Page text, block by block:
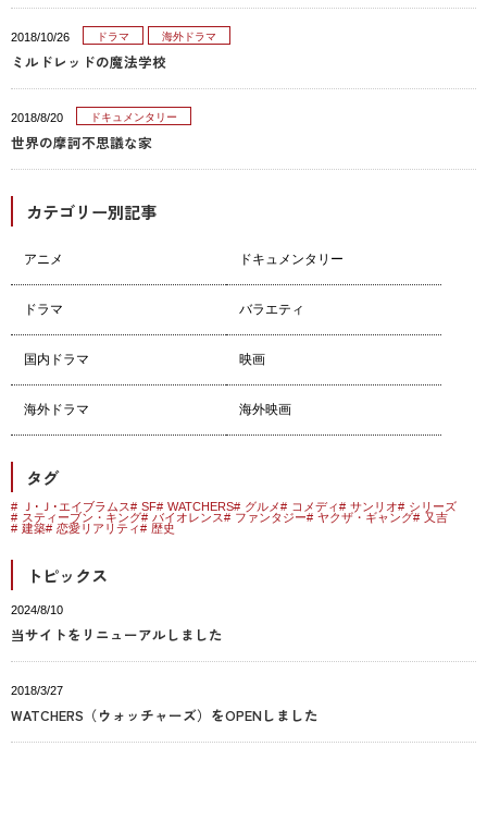
2018/10/26 ドラマ 海外ドラマ
ミルドレッドの魔法学校
2018/8/20 ドキュメンタリー
世界の摩訶不思議な家
カテゴリー別記事
アニメ ドキュメンタリー
ドラマ バラエティ
国内ドラマ 映画
海外ドラマ 海外映画
タグ
Ｊ･Ｊ･エイブラムス SF WATCHERS グルメ コメディ サンリオ
シリーズ
スティーブン・キング
バイオレンス ファンタジー ヤクザ・ギャング
又吉
建築
恋愛リアリティ 歴史
トピックス
2024/8/10
当サイトをリニューアルしました
2018/3/27
WATCHERS（ウォッチャーズ）をOPENしました